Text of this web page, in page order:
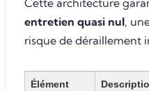
Cette architecture
entretien quasi nul,
risque de déraillement
Élément